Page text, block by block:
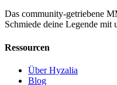
Das community-getriebene
Schmiede deine Legende mit
Ressourcen
Über Hyzalia
Blog